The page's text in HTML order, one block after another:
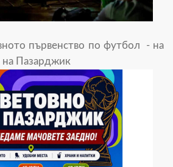
първенство по футбол - на
на Пазарджик